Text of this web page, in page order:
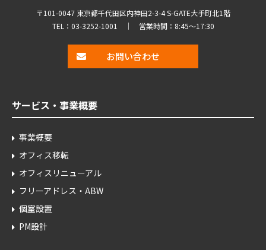
〒101-0047 東京都千代田区内神田2-3-4 S-GATE大手町北1階
TEL： 03-3252-1001 ｜ 営業時間：8:45～17:30
お問い合わせ
サービス・事業概要
事業概要
オフィス移転
オフィスリニューアル
フリーアドレス・ABW
個室設置
PM設計